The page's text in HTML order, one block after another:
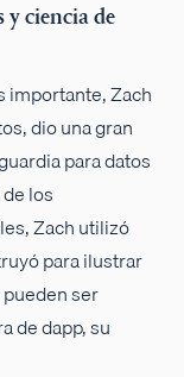
ciencia de
importante, Zach
dio una gran
para datos
los
Zach utilizó
para ilustrar
ser
de dapp, su